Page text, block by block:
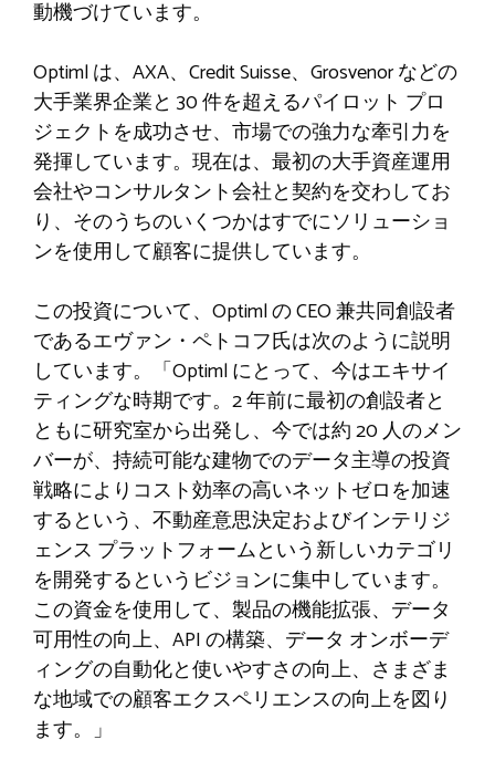
動機づけています。
Optiml は、AXA、Credit Suisse、Grosvenor などの
大手業界企業と 30 件を超えるパイロット プロ
ジェクトを成功させ、市場での強力な牽引力を
発揮しています。現在は、最初の大手資産運用
会社やコンサルタント会社と契約を交わしてお
り、そのうちのいくつかはすでにソリューショ
ンを使用して顧客に提供しています。
この投資について、Optiml の CEO 兼共同創設者
であるエヴァン・ペトコフ氏は次のように説明
しています。「Optiml にとって、今はエキサイ
ティングな時期です。2 年前に最初の創設者と
ともに研究室から出発し、今では約 20 人のメン
バーが、持続可能な建物でのデータ主導の投資
戦略によりコスト効率の高いネットゼロを加速
するという、不動産意思決定およびインテリジ
ェンス プラットフォームという新しいカテゴリ
を開発するというビジョンに集中しています。
この資金を使用して、製品の機能拡張、データ
可用性の向上、API の構築、データ オンボーデ
ィングの自動化と使いやすさの向上、さまざま
な地域での顧客エクスペリエンスの向上を図り
ます。」